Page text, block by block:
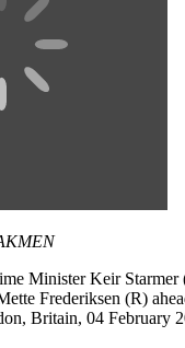
Minister Keir Starmer
Frederiksen (R)
Britain, 04 February